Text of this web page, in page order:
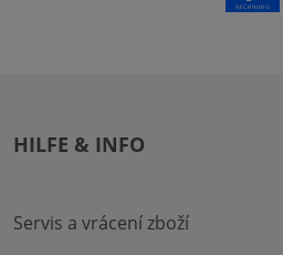
HILFE & INFO
Servis a vrácení zboží